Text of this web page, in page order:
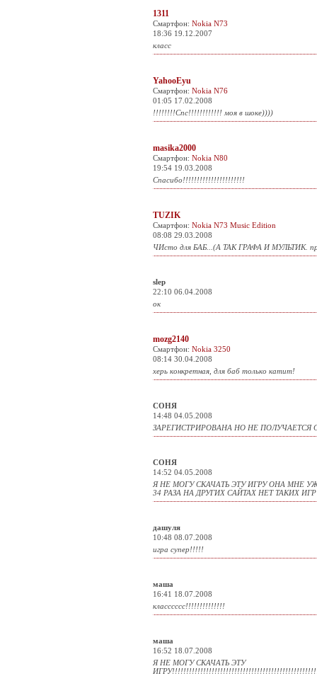
1311
Смартфон: Nokia N73
18:36 19.12.2007
класс
YahooEyu
Смартфон: Nokia N76
01:05 17.02.2008
!!!!!!!!Спс!!!!!!!!!!!! моя в шоке))))
masika2000
Смартфон: Nokia N80
19:54 19.03.2008
Спасибо!!!!!!!!!!!!!!!!!!!!!!
TUZIK
Смартфон: Nokia N73 Music Edition
08:08 29.03.2008
ЧИсто для БАБ...(А ТАК ГРАФА И МУЛЬТИК.
slep
22:10 06.04.2008
ок
mozg2140
Смартфон: Nokia 3250
08:14 30.04.2008
херь конкретная, для баб только катит!
СОНЯ
14:48 04.05.2008
ЗАРЕГИСТРИРОВАНА НО НЕ ПОЛУЧАЕТСЯ
СОНЯ
14:52 04.05.2008
Я НЕ МОГУ СКАЧАТЬ ЭТУ ИГРУ ОНА МНЕ
34 РАЗА НА ДРУГИХ САЙТАХ НЕТ ТАКИХ ИГР
дашуля
10:48 08.07.2008
игра супер!!!!!
маша
16:41 18.07.2008
класссссс!!!!!!!!!!!!!!
маша
16:52 18.07.2008
Я НЕ МОГУ СКАЧАТЬ ЭТУ